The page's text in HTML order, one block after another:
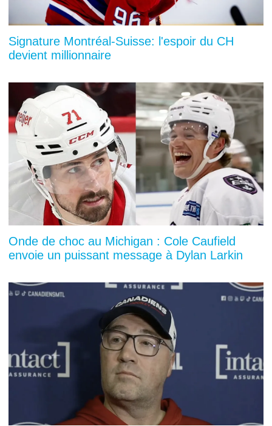
Signature Montréal-Suisse: l'espoir du CH
devient millionnaire
Onde de choc au Michigan : Cole Caufield
envoie un puissant message à Dylan Larkin